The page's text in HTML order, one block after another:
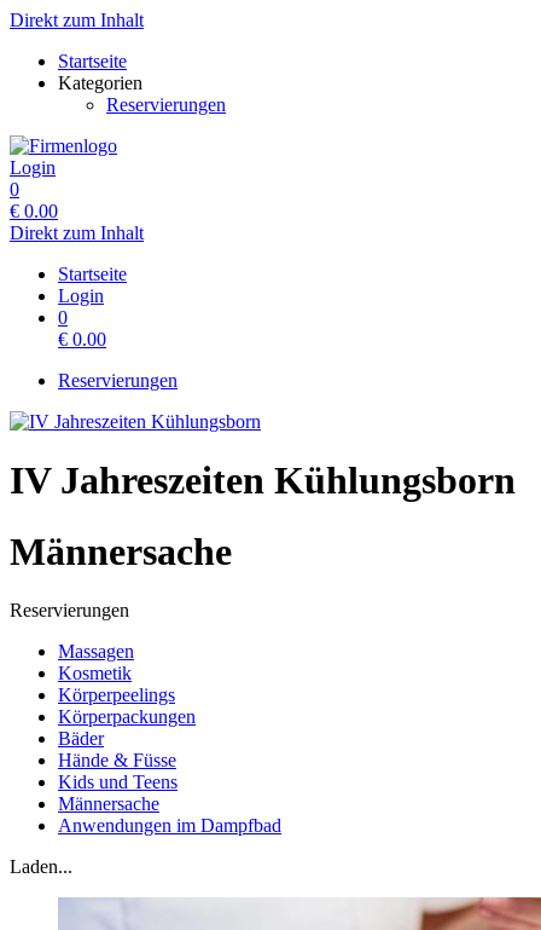
Direkt zum Inhalt
Startseite
Kategorien
Reservierungen
Login
0
€ 0.00
Direkt zum Inhalt
Startseite
Login
0
€ 0.00
Reservierungen
IV Jahreszeiten Kühlungsborn
Männersache
Reservierungen
Massagen
Kosmetik
Körperpeelings
Körperpackungen
Bäder
Hände & Füsse
Kids und Teens
Männersache
Anwendungen im Dampfbad
Laden...